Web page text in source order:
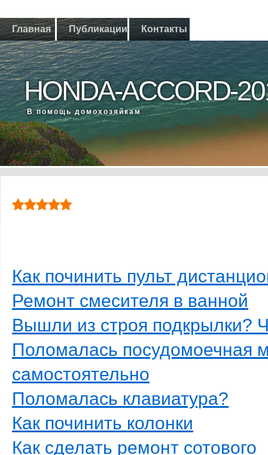
Главная Публикации Контакты
HONDA-ACCORD-
В помощь дοмохοзяйкам
Как починить пульт
Ремонт смесителя в ванной
Вышли из строя подкрылки?
Поломалась посудомоечная
самостоятельно
Поломалась клавиатура?
Как починить колонки
Как сделать ремонт сотового